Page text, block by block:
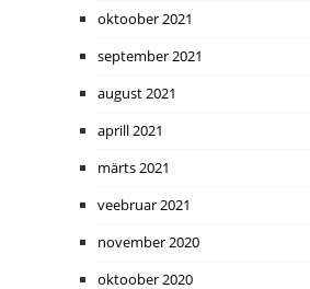
oktoober 2021
september 2021
august 2021
aprill 2021
märts 2021
veebruar 2021
november 2020
oktoober 2020